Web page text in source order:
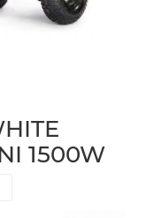
1500W